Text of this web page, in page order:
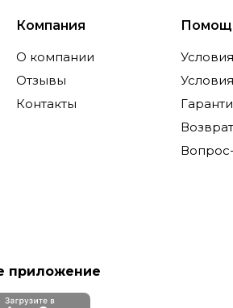
Компания
О компании
Отзывы
Контакты
приложение